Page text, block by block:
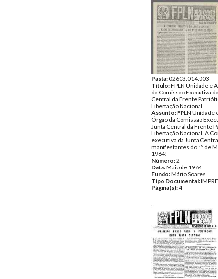
Pasta:02603.014.003
Título:FPLN Unidade e
da Comissão Executiva
Central da Frente
Libertação Nacional
Assunto:FPLN Unidade
Órgão da Comissão
Junta Central da Frente
Libertação Nacional. A
executiva da Junta
manifestantes do 1º de
1964!
Número:2
Data:Maio de 1964
Fundo:Mário Soares
Tipo Documental:
Página(s):4